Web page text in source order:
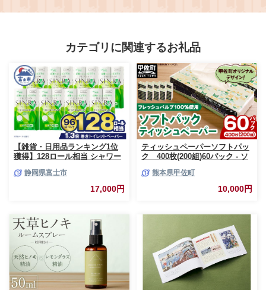
カテゴリに関連するお礼品
【雑貨・日用品ランキング1位
獲得】128ロール相当 シャワー
ー ダブル プレミアムシンラ 96
ロール (12R×8パック) 配達時間
指定可能 1.3倍巻き トイレット
ーパー 人気 おすすめ [sf001-
012]
静岡県富士市
17,000円
ティッシュペーパーソフトパッ
ク 400枚(200組)60パック - ソ
ー 生活用品 雑貨 日用品 必需品
紙 常備品 まとめ買い 備蓄 防災
ストック 熊本県 甲佐町【ZC】
熊本県甲佐町
10,000円